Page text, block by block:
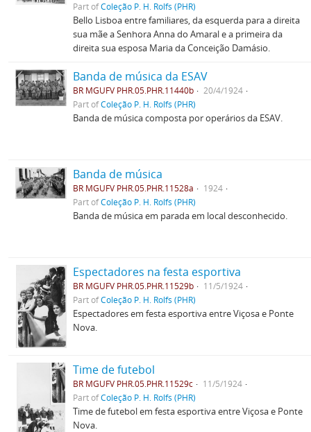
Part ofColeção P. H. Rolfs (PHR)
Bello Lisboa entre familiares, da esquerda para a direita
sua mãe a Senhora Anna do Amaral e a primeira da
direita sua esposa Maria da Conceição Damásio.
Banda de música da ESAV
BR MGUFV PHR.05.PHR.11440b
20/4/1924
Part ofColeção P. H. Rolfs (PHR)
Banda de música composta por operários da ESAV.
Banda de música
BR MGUFV PHR.05.PHR.11528a
1924
Part ofColeção P. H. Rolfs (PHR)
Banda de música em parada em local desconhecido.
Espectadores na festa esportiva
BR MGUFV PHR.05.PHR.11529b
11/5/1924
Part ofColeção P. H. Rolfs (PHR)
Espectadores em festa esportiva entre Viçosa e Ponte
Nova.
Time de futebol
BR MGUFV PHR.05.PHR.11529c
11/5/1924
Part ofColeção P. H. Rolfs (PHR)
Time de futebol em festa esportiva entre Viçosa e Ponte
Nova.